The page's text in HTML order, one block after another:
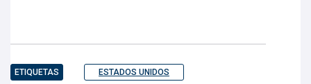
ETIQUETAS ESTADOS UNIDOS